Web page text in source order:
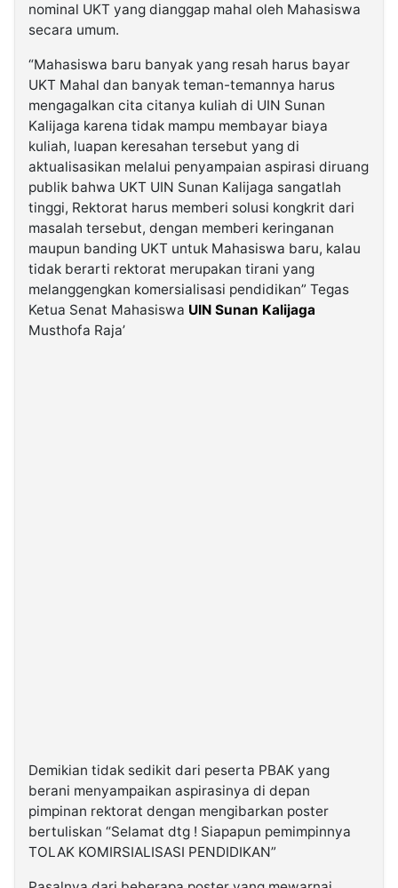
nominal UKT yang dianggap mahal oleh Mahasiswa
secara umum.
“Mahasiswa baru banyak yang resah harus bayar
UKT Mahal dan banyak teman-temannya harus
mengagalkan cita citanya kuliah di UIN Sunan
Kalijaga karena tidak mampu membayar biaya
kuliah, luapan keresahan tersebut yang di
aktualisasikan melalui penyampaian aspirasi diruang
publik bahwa UKT UIN Sunan Kalijaga sangatlah
tinggi, Rektorat harus memberi solusi kongkrit dari
masalah tersebut, dengan memberi keringanan
maupun banding UKT untuk Mahasiswa baru, kalau
tidak berarti rektorat merupakan tirani yang
melanggengkan komersialisasi pendidikan” Tegas
Ketua Senat Mahasiswa UIN Sunan Kalijaga
Musthofa Raja’
Demikian tidak sedikit dari peserta PBAK yang
berani menyampaikan aspirasinya di depan
pimpinan rektorat dengan mengibarkan poster
bertuliskan “Selamat dtg ! Siapapun pemimpinnya
TOLAK KOMIRSIALISASI PENDIDIKAN”